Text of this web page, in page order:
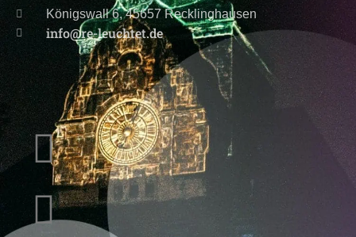
Königswall 6, 45657 Recklinghausen
info@re-leuchtet.de